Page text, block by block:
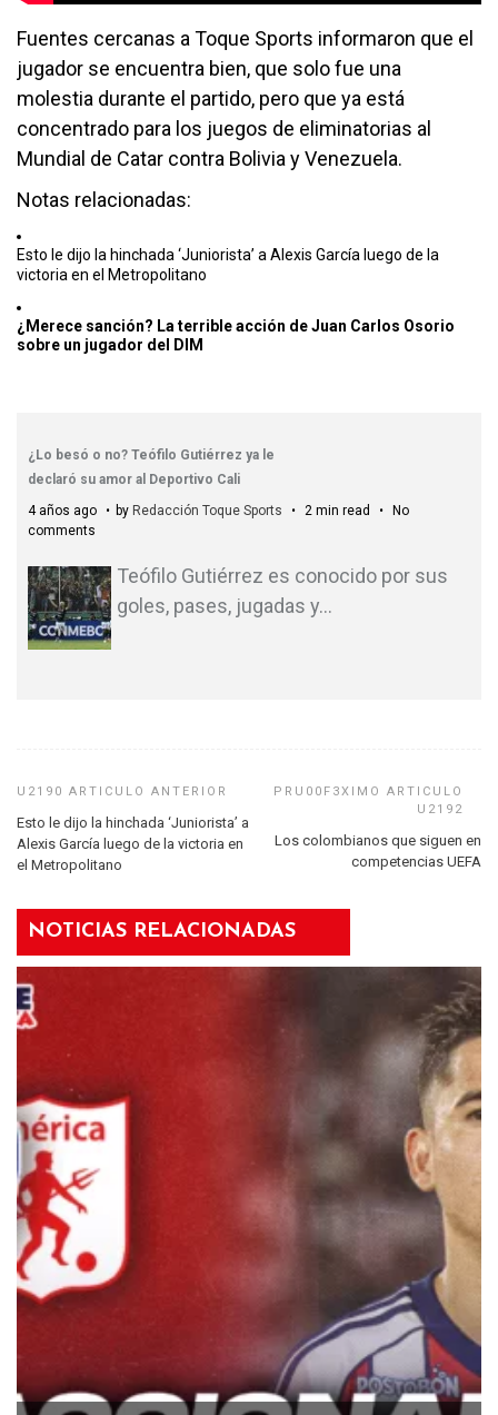
Fuentes cercanas a Toque Sports informaron que el
jugador se encuentra bien, que solo fue una
molestia durante el partido, pero que ya está
concentrado para los juegos de eliminatorias al
Mundial de Catar contra Bolivia y Venezuela.
Notas relacionadas:
Esto le dijo la hinchada ‘Juniorista’ a Alexis García luego de la
victoria en el Metropolitano
¿Merece sanción? La terrible acción de Juan Carlos Osorio
sobre un jugador del DIM
¿Lo besó o no? Teófilo Gutiérrez ya le
declaró su amor al Deportivo Cali
4 años ago
by Redacción Toque Sports 2 min read
No
comments
Teófilo Gutiérrez es conocido por sus
goles, pases, jugadas y…
Esto le dijo la hinchada ‘Juniorista’ a
Alexis García luego de la victoria en
el Metropolitano
Los colombianos que siguen en
competencias UEFA
NOTICIAS RELACIONADAS